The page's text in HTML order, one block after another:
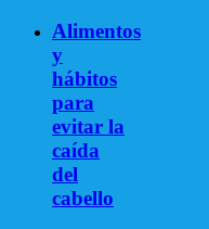
Alimentos
y
hábitos
para
evitar la
caída
del
cabello